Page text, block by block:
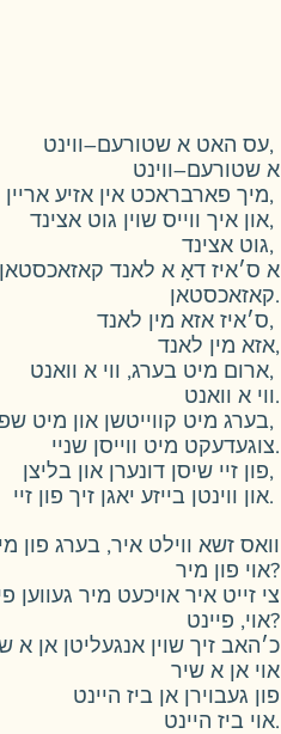
עס האט א שטורעם–ווינט,
א שטורעם–ווינט
מיך פארבראכט אין אזיע אריין,
און איך ווייס שוין גוט אצינד,
גוט אצינד,
א ס׳איז דאָ א לאנד
קאזאכסטאן.
ס׳איז אזא מין לאנד,
אזא מין לאנד,
ארום מיט בערג, ווי א וואנט,
ווי א וואנט.
בערג מיט קווייטשן און מיט שפיצן,
צוגעדעקט מיט ווייסן שניי.
פון זיי שיסן דונערן און בליצן,
און ווינטן בייזע יאגן זיך פון זיי.
וואס זשא ווילט איר, בערג פון
אוי פון מיר?
צי זייט איר אויכעט מיר געווען
אוי, פיינט?
כ׳האב זיך שוין אנגעליטן אן א
אוי אן א שיר
פון געבוירן אן ביז היינט
אוי ביז היינט.